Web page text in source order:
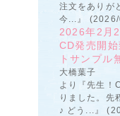
注文をありが
今...』
2026年2月
CD発売開
トサンプル
大橋葉子
より『先生！
りました。先
♪ どう...』